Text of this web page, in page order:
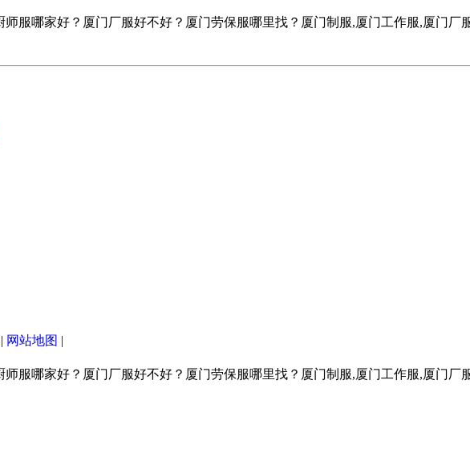
服哪家好？厦门厂服好不好？厦门劳保服哪里找？厦门制服,厦门工作服,厦门
| 网站地图 |
服哪家好？厦门厂服好不好？厦门劳保服哪里找？厦门制服,厦门工作服,厦门